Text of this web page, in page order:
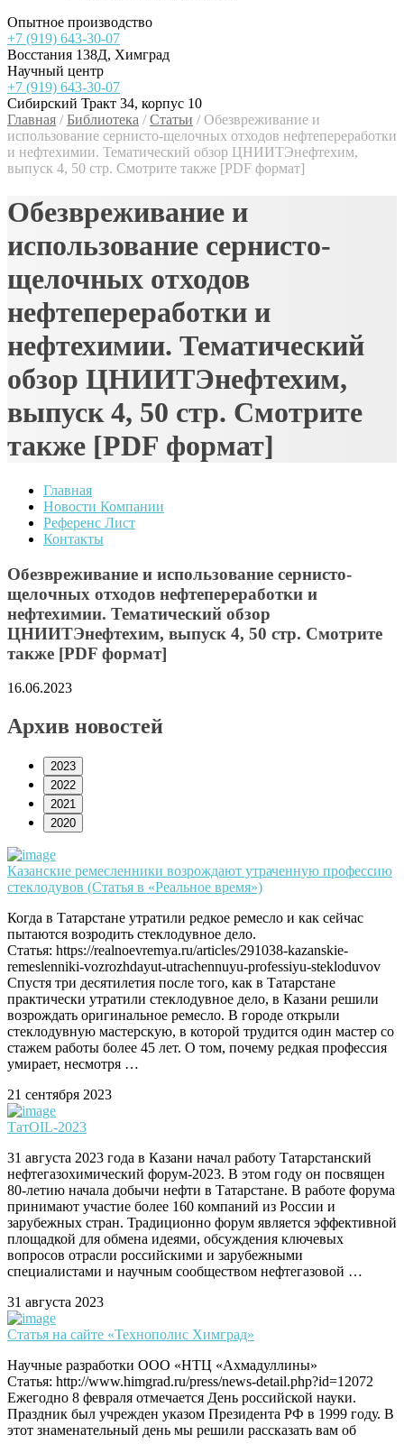
Опытное производство
+7 (919) 643-30-07
Восстания 138Д, Химград
Научный центр
+7 (919) 643-30-07
Сибирский Тракт 34, корпус 10
Главная / Библиотека / Статьи /Обезвреживание и
использование сернисто-щелочных отходов нефтепереработки
и нефтехимии. Тематический обзор ЦНИИТЭнефтехим,
выпуск 4, 50 стр. Смотрите также [PDF формат]
Обезвреживание и
использование сернисто-
щелочных отходов
нефтепереработки и
нефтехимии. Тематический
обзор ЦНИИТЭнефтехим,
выпуск 4, 50 стр. Смотрите
также [PDF формат]
Главная
Новости Компании
Референс Лист
Контакты
Обезвреживание и использование сернисто-
щелочных отходов нефтепереработки и
нефтехимии. Тематический обзор
ЦНИИТЭнефтехим, выпуск 4, 50 стр. Смотрите
также [PDF формат]
16.06.2023
Архив новостей
2023
2022
2021
2020
Казанские ремесленники возрождают утраченную профессию
стеклодувов (Статья в «Реальное время»)
Когда в Татарстане утратили редкое ремесло и как сейчас
пытаются возродить стеклодувное дело.
Статья: https://realnoevremya.ru/articles/291038-kazanskie-
remeslenniki-vozrozhdayut-utrachennuyu-professiyu-stekloduvov
Спустя три десятилетия после того, как в Татарстане
практически утратили стеклодувное дело, в Казани решили
возрождать оригинальное ремесло. В городе открыли
стеклодувную мастерскую, в которой трудится один мастер со
стажем работы более 45 лет. О том, почему редкая профессия
умирает, несмотря …
21 сентября 2023
ТатOIL-2023
31 августа 2023 года в Казани начал работу Татарстанский
нефтегазохимический форум-2023. В этом году он посвящен
80-летию начала добычи нефти в Татарстане. В работе форума
принимают участие более 160 компаний из России и
зарубежных стран. Традиционно форум является эффективной
площадкой для обмена идеями, обсуждения ключевых
вопросов отрасли российскими и зарубежными
специалистами и научным сообществом нефтегазовой …
31 августа 2023
Статья на сайте «Технополис Химград»
Научные разработки ООО «НТЦ «Ахмадуллины»
Статья: http://www.himgrad.ru/press/news-detail.php?id=12072
Ежегодно 8 февраля отмечается День российской науки.
Праздник был учрежден указом Президента РФ в 1999 году. В
этот знаменательный день мы решили рассказать вам об